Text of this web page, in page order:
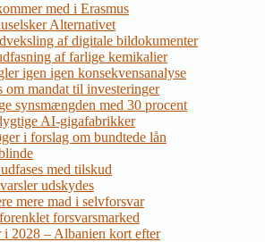
med i Erasmus
Alternativet
af digitale bildokumenter
af farlige kemikalier
igen igen konsekvensanalyse
om mandat til investeringer
synsmængden med 30 procent
AI-gigafabrikker
i forslag om bundtede lån
med tilskud
udskydes
mere mad i selvforsvar
forsvarsmarked
i 2028 – Albanien kort efter